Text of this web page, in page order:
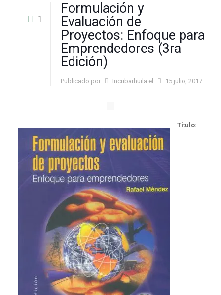
1
Formulación y
Evaluación de
Proyectos: Enfoque para
Emprendedores (3ra
Edición)
Publicado por Incubarhuila el 15 julio, 2017
Titulo: